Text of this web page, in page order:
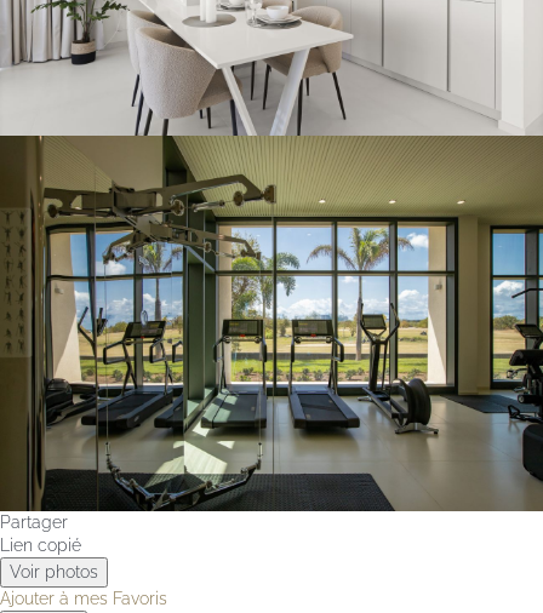
Partager
Lien copié
Voir photos
Ajouter à mes Favoris